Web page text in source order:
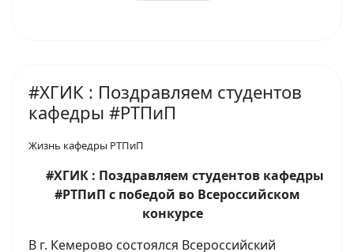
#ХГИК : Поздравляем студентов
кафедры #РТПиП
Жизнь кафедры РТПиП
#ХГИК : Поздравляем студентов кафедры
#РТПиП с победой во Всероссийском
конкурсе
В г. Кемерово состоялся Всероссийский